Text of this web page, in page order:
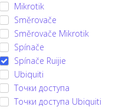
Mikrotik
Směrovače
Směrovače Mikrotik
Spínače
Spínače Ruijie
Ubiquiti
Точки доступа
Точки доступа Ubiquiti